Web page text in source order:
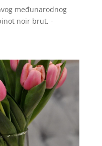
međunarodnog
noir brut, -